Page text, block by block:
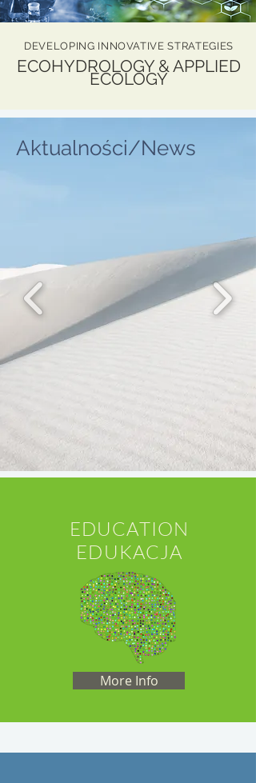
DEVELOPING INNOVATIVE STRATEGIES
ECOHYDROLOGY & APPLIED
ECOLOGY
Aktualności/News
EDUCATION
EDUKACJA
More Info